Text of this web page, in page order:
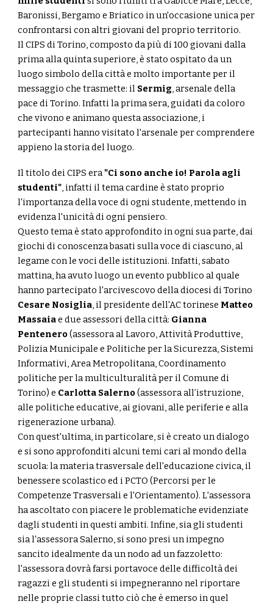
Baronissi, Bergamo e Briatico in un'occasione unica per
confrontarsi con altri giovani del proprio territorio.
Il CIPS di Torino, composto da più di 100 giovani dalla
prima alla quinta superiore, è stato ospitato da un
luogo simbolo della città e molto importante per il
messaggio che trasmette: il Sermig, arsenale della
pace di Torino. Infatti la prima sera, guidati da coloro
che vivono e animano questa associazione, i
partecipanti hanno visitato l'arsenale per comprendere
appieno la storia del luogo.
Il titolo dei CIPS era"Ci sono anche io! Parola agli
studenti", infatti il tema cardine è stato proprio
l'importanza della voce di ogni studente, mettendo in
evidenza l'unicità di ogni pensiero.
Questo tema è stato approfondito in ogni sua parte, dai
giochi di conoscenza basati sulla voce di ciascuno, al
legame con le voci delle istituzioni. Infatti, sabato
mattina, ha avuto luogo un evento pubblico al quale
hanno partecipato l'arcivescovo della diocesi di Torino
Cesare Nosiglia, il presidente dell'AC torinese Matteo
Massaiae due assessori della città: Gianna
Pentenero (assessora al Lavoro, Attività Produttive,
Polizia Municipale e Politiche per la Sicurezza, Sistemi
Informativi, Area Metropolitana, Coordinamento
politiche per la multiculturalità per il Comune di
Torino) e Carlotta Salerno (assessora all’istruzione,
alle politiche educative, ai giovani, alle periferie e alla
rigenerazione urbana).
Con quest'ultima, in particolare, si è creato un dialogo
e si sono approfonditi alcuni temi cari al mondo della
scuola: la materia trasversale dell'educazione civica, il
benessere scolastico ed i PCTO (Percorsi per le
Competenze Trasversali e l'Orientamento). L'assessora
ha ascoltato con piacere le problematiche evidenziate
dagli studenti in questi ambiti. Infine, sia gli studenti
sia l'assessora Salerno, si sono presi un impegno
sancito idealmente da un nodo ad un fazzoletto:
l'assessora dovrà farsi portavoce delle difficoltà dei
ragazzi e gli studenti si impegneranno nel riportare
nelle proprie classi tutto ciò che è emerso in quel